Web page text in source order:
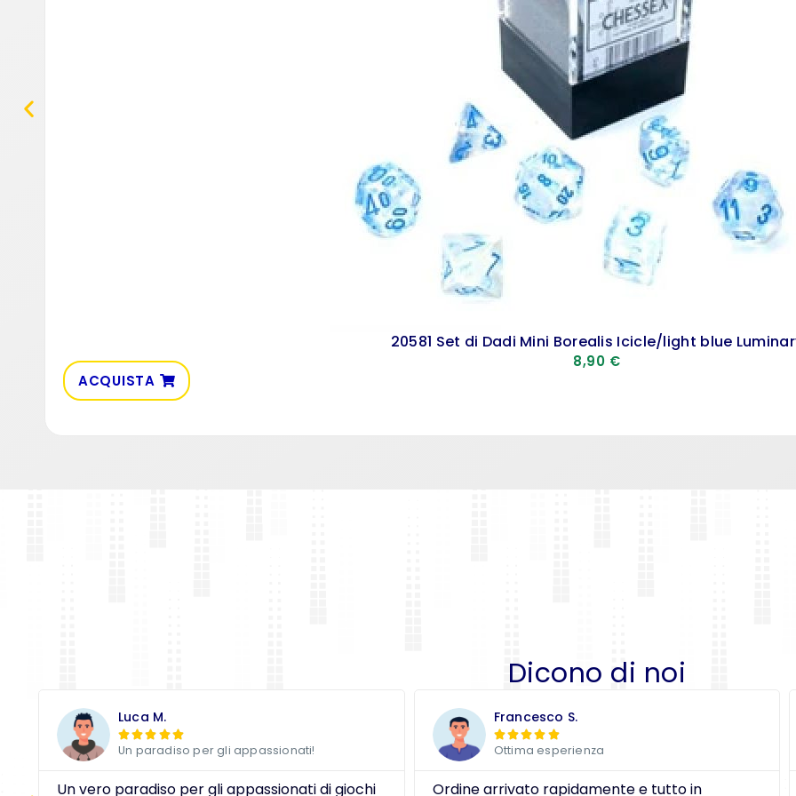
20581 Set di Dadi Mini Borealis Icicle/light blue
8,90 €
ACQUISTA
Dicono di noi
Luca M.
 
Un paradiso per gli appassionati!
Un vero paradiso per gli appassionati di giochi
Francesco S.
 
Ottima esperienza
Ordine arrivato rapidamente e tutto in